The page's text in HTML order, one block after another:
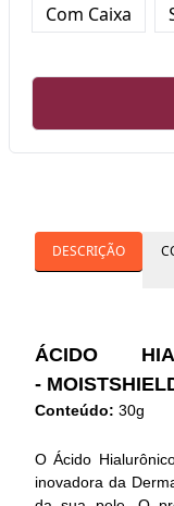
Com Caixa
DESCRIÇÃO
ÁCIDO
-
Conteúdo: 30g
O Ácido
inovadora da